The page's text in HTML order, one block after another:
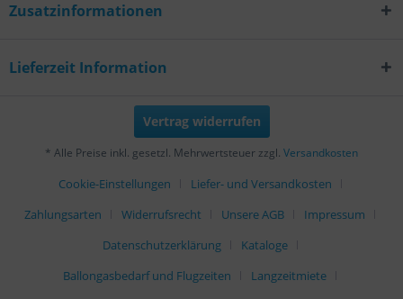
Zusatzinformationen
Lieferzeit Information
Vertrag widerrufen
* Alle Preise inkl. gesetzl. Mehrwertsteuer zzgl. Versandkosten
Cookie-Einstellungen
Liefer- und Versandkosten
Zahlungsarten
Widerrufsrecht Unsere AGB
Impressum
Datenschutzerklärung
Kataloge
Ballongasbedarf und Flugzeiten
Langzeitmiete